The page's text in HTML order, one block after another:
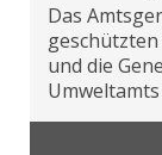
Das
und die